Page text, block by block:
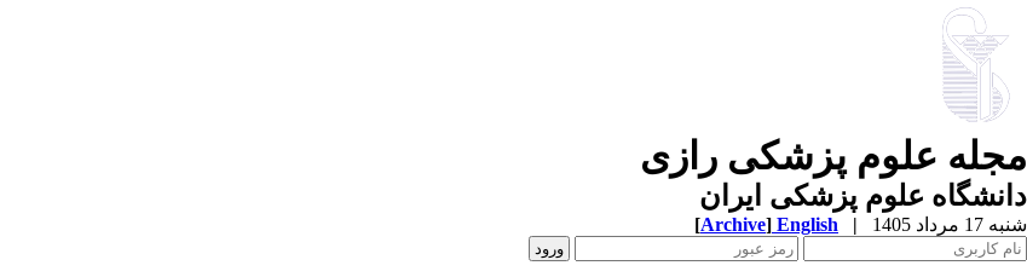
مجله علوم پزشکی رازی
دانشگاه علوم پزشکی ایران
شنبه 17 مرداد 1405 |
English
[Archive]